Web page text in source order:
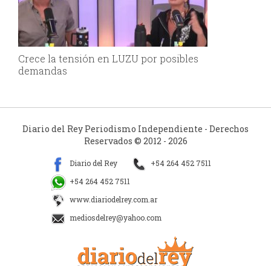
Crece la tensión en LUZU por posibles
demandas
Diario del Rey Periodismo Independiente - Derechos
Reservados © 2012 - 2026
Diario del Rey
+54 264 452 7511
+54 264 452 7511
www.diariodelrey.com.ar
mediosdelrey@yahoo.com